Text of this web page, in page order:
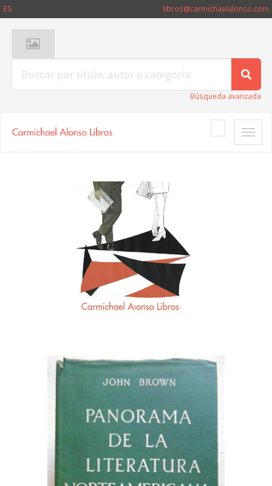
ES libros@carmichaelalonso.com
Búsqueda avanzada
Toggle